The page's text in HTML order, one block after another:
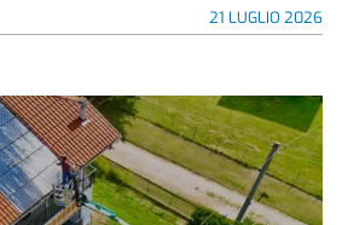
21 LUGLIO 2026